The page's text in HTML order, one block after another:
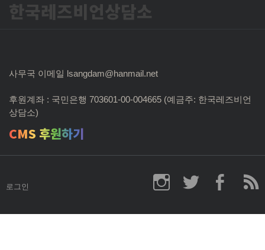
한국레즈비언상담소
사무국 이메일 lsangdam@hanmail.net
후원계좌 : 국민은행 703601-00-004665 (예금주: 한국레즈비언
상담소)
CMS 후원하기
로그인